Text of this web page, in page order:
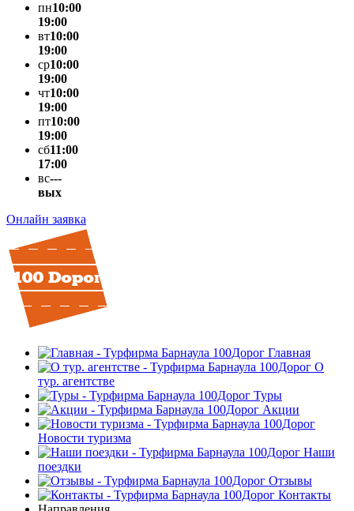
пн10:00
19:00
вт10:00
19:00
ср10:00
19:00
чт10:00
19:00
пт10:00
19:00
сб11:00
17:00
вс---
вых
Онлайн заявка
Главная
О
тур. агентстве
Туры
Акции
Новости туризма
Наши
поездки
Отзывы
Контакты